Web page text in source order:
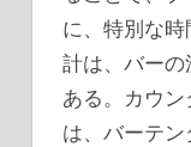
に、特別な
計は、バー
ある。カウ
は、バーテン